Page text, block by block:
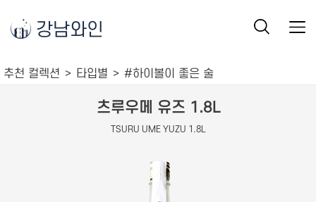
강남와인
추천 컬렉션 타입별 #하이볼이 좋은 술
츠루우메 유즈 1.8L
TSURU UME YUZU 1.8L